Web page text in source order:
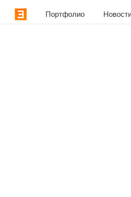
Портфолио